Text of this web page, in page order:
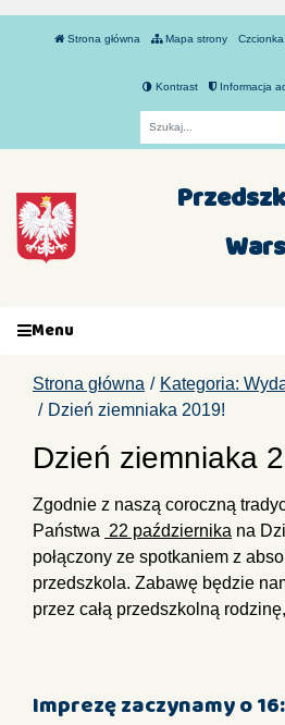
Strona główna Mapa strony Czcionka
Kontrast Informacja
Menu
Strona główna
Kategoria:
Dzień ziemniaka 2019!
Dzień ziemniaka
Zgodnie z naszą coroczną
Państwa 22 października na
połączony ze spotkaniem z
przedszkola. Zabawę będzie
przez całą przedszkolną
Imprezę zaczynamy o